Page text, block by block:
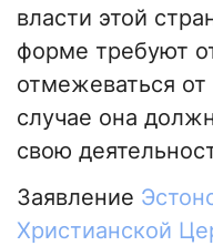
власти этой
форме требуют
отмежеваться
случае она
свою
Заявление
Христианской